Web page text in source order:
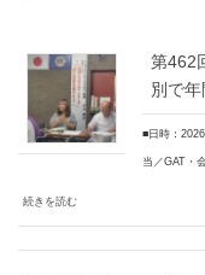
第462
別で年
■日時：
当／GAT・
続きを読む